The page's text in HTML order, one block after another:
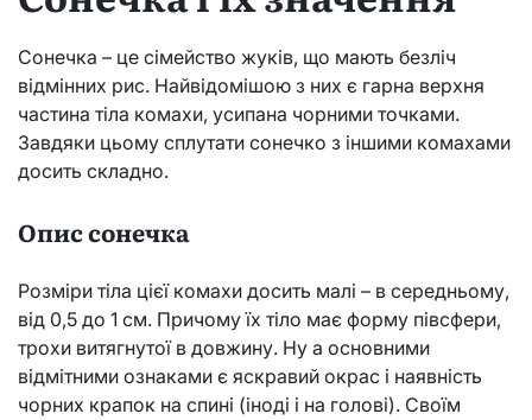
Сонечка – це сімейство жуків, що мають безліч
відмінних рис. Найвідомішою з них є гарна верхня
частина тіла комахи, усипана чорними точками.
Завдяки цьому сплутати сонечко з іншими комахами
досить складно.
Опис сонечка
Розміри тіла цієї комахи досить малі – в середньому,
від 0,5 до 1 см. Причому їх тіло має форму півсфери,
трохи витягнутої в довжину. Ну а основними
відмітними ознаками є яскравий окрас і наявність
чорних крапок на спині (іноді і на голові). Своїм